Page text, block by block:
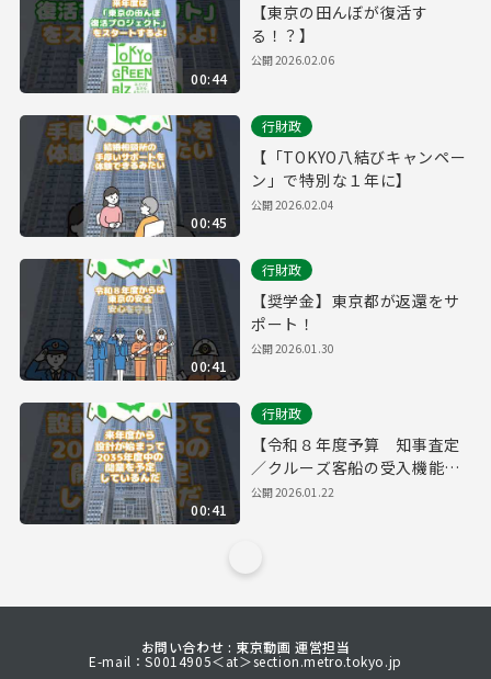
00:44
【東京の田んぼが復活す
る！？】
公開2026.02.06
00:45
行財政
【「TOKYO八結びキャンペー
ン」で特別な１年に】
公開2026.02.04
00:41
行財政
【奨学金】東京都が返還をサ
ポート！
公開2026.01.30
00:41
行財政
【令和８年度予算 知事査定
／クルーズ客船の受入機能を
強化】
公開2026.01.22
お問い合わせ : 東京動画 運営担当
E-mail：S0014905＜at＞section.metro.tokyo.jp